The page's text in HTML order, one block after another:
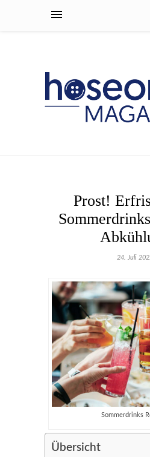
Prost!
24. Juli
Sommerdrinks
Übersicht